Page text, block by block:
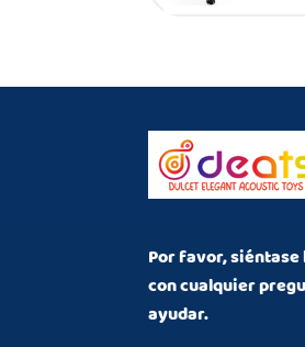
Por favor,
con cualquier
ayudar.